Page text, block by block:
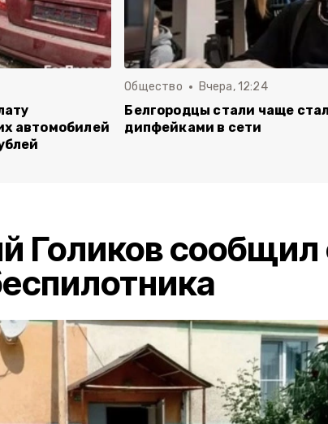
автомобилей
Общество Вчера, 12:24
Белгородцы стали чаще
дипфейками в сети
Голиков сообщил